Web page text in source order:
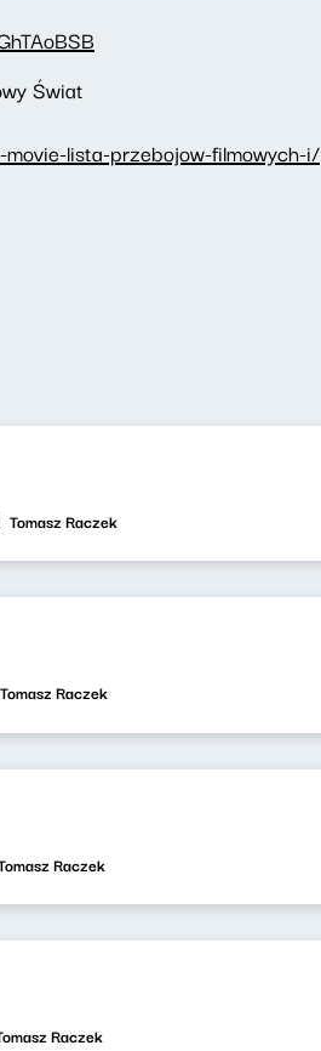
Świat
lista-przebojow-filmowych-i/
Tomasz Raczek
Tomasz Raczek
Raczek
Raczek